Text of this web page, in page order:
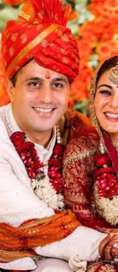
पर्सनल कार्नर